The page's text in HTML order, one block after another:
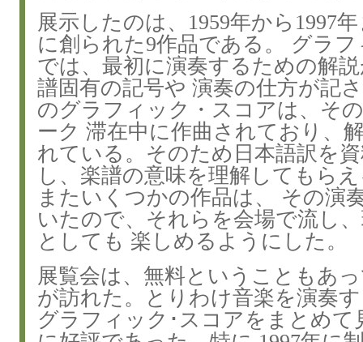
展示したのは、1959年から1997
に創られた9作品である。 グラ
では、最初に演奏するための解
譜固有の記号や 演奏の仕方が記
のグラフィック・スコアは、そ
ーク 滞在中に作曲されており、
れている。そのため日本語訳を
し、楽譜の意味を理解してもら
またいくつかの作品は、 その演
いたので、それらを会場で流し
としても 楽しめるようにした。
展覧会は、無料ということもあ
が訪れた。とりわけ音楽を演奏
グラフィック･スコアをまとめて